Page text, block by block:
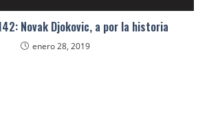
Novak Djokovic, a por la historia
enero 28, 2019